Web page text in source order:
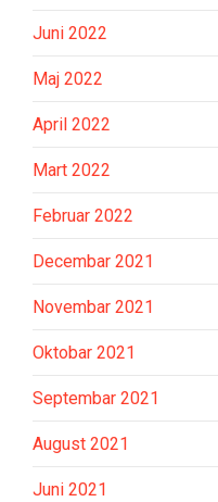
Juni 2022
Maj 2022
April 2022
Mart 2022
Februar 2022
Decembar 2021
Novembar 2021
Oktobar 2021
Septembar 2021
August 2021
Juni 2021